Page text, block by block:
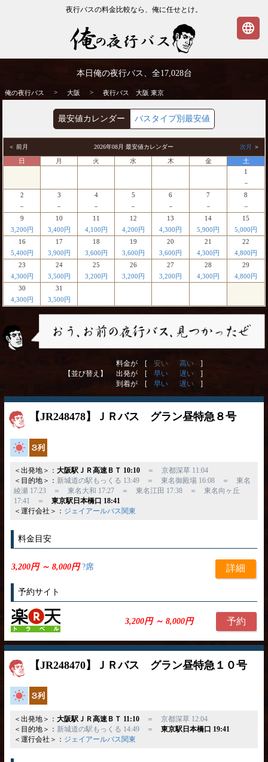
夜行バスの料金比較なら、俺に任せとけ。
夜行バス
本日俺の夜行バス、全17,028台
俺の夜行バス > 大阪 > 夜行バス 大阪 東京
最安値カレンダー バスタイプ別最安値
＜ 前月 2026年08月 最安値カレンダー 次月 ＞
日 月 火 水 木 金
土
1
－
2
－
3
－
4
－
5
－
6
－
7
－
8
－
9
3,200円
10
3,400円
11
4,100円
12
4,200円
13
4,300円
14
5,900円
15
5,000円
16
5,400円
17
3,900円
18
3,600円
19
3,600円
20
3,600円
21
4,300円
22
4,800円
23
4,300円
24
3,500円
25
3,200円
26
3,200円
27
3,200円
28
4,300円
29
4,800円
30
4,300円
31
3,500円
【並び替え】
料金が [ 安い 高い
]
出発が [
早い 遅い
]
到着が [
早い 遅い ]
【JR248478】ＪＲバス グラン昼特急８号
高速バス
＜出発地＞： 大阪駅ＪＲ高速ＢＴ 10:10＝ 京都深草 11:04
＜目的地＞： 新城道の駅もっくる 13:49 ＝ 東名御殿場 16:08 ＝ 東名
綾瀬 17:23 ＝ 東名大和 17:27 ＝ 東名江田 17:38 ＝ 東名向ヶ丘
17:41 ＝ 東京駅日本橋口 18:41
＜運行会社＞： ジェイアールバス関東
料金目安
3,200円 ～ 8,000円?席 詳細
予約サイト
3,200円 ～ 8,000円 予約
【JR248470】ＪＲバス グラン昼特急１０号
高速バス
＜出発地＞： 大阪駅ＪＲ高速ＢＴ 11:10＝ 京都深草 12:04
＜目的地＞： 新城道の駅もっくる 14:49 ＝ 東京駅日本橋口 19:41
＜運行会社＞： ジェイアールバス関東
language